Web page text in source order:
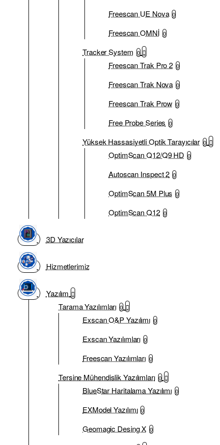
Freescan UE Nova 0
Freescan OMNİ 0
Tracker System 0
Freescan Trak Pro 2 0
Freescan Trak Nova 0
Freescan Trak Prow 0
Free Probe Series 0
Yüksek Hassasiyetli Optik Tarayıcılar 0
OptimScan Q12/Q9 HD 0
Autoscan Inspect 2 0
OptimScan 5M Plus 0
OptimScan Q12 0
3D Yazıcılar
Hizmetlerimiz
Yazılım
Tarama Yazılımları 0
Exscan O&P Yazılımı 0
Exscan Yazılımları 0
Freescan Yazılımları 0
Tersine Mühendislik Yazılımları 0
BlueStar Haritalama Yazılımı 0
EXModel Yazılımı 0
Geomagic Desing X 0